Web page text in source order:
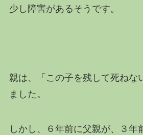
少し障害があるそうです。
親は、「この子を残して死ねな
ました。
しかし、６年前に父親が、３年